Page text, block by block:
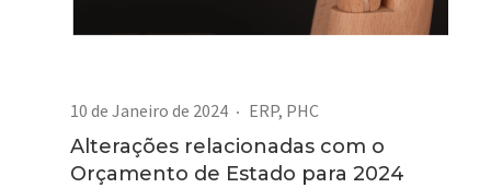
10 de Janeiro de 2024 ERP, PHC
Alterações relacionadas com o
Orçamento de Estado para 2024